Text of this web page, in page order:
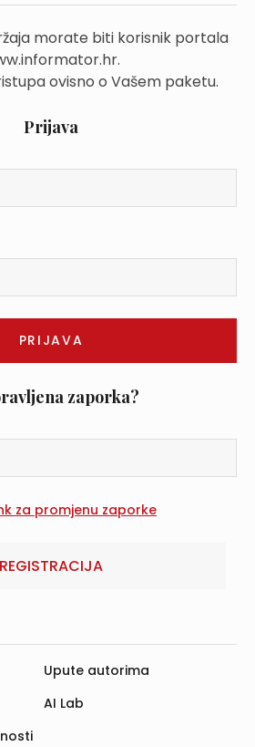
morate biti korisnik portala
ovisno o Vašem paketu.
Prijava
zaporka?
REGISTRACIJA
Upute autorima
AI Lab